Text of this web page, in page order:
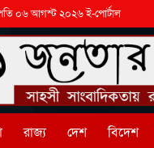
০৬ আগস্ট ২০২৬ ই-পোর্টাল
রাজ্য দেশ বিদেশ